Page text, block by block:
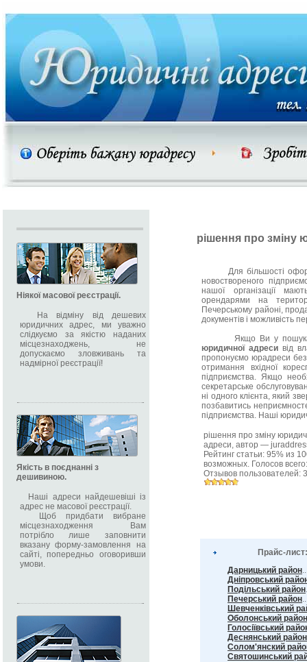
Ніякої масової реєстрації.
На відміну від дешевих
юридичних адрес, ми уважно
слідкуємо за якістю наданих
місцезнаходжень, не
допускаємо зловживань та
надмірної реєстрації!
Якість в поєднанні з
дешивиною.
Наші адреси найдешевіші із
адрес не масової реєстрації.
Щоб придбати вибране
місцезнаходження Вам
потрібло лише заповнити
вказану форму-замовлення на
сайті, попередньо оговоривши
умови.
рішення про зміну
Для більшості
новоствореного
нашої організації
орендарями на
Печерському районі,
документів і можливість
Якщо Ви у
юридичної адреси від
пропонуємо юрадреси
отримання вхідної
підприємства. Якщо
секретарське
ні одного клієнта, який
позбавитись
підприємства. Наші
рішення про зміну
адреси, автор —
Рейтинг статьи:95% из
возможных. Голосов
Отзывов пользователей:
Прайс-лист:
Дарницький район
Дніпровський
Подільський район
Печерський район
Шевченківський
Оболонський район
Голосіївський
Деснянський район
Солом'янский
Святошинський